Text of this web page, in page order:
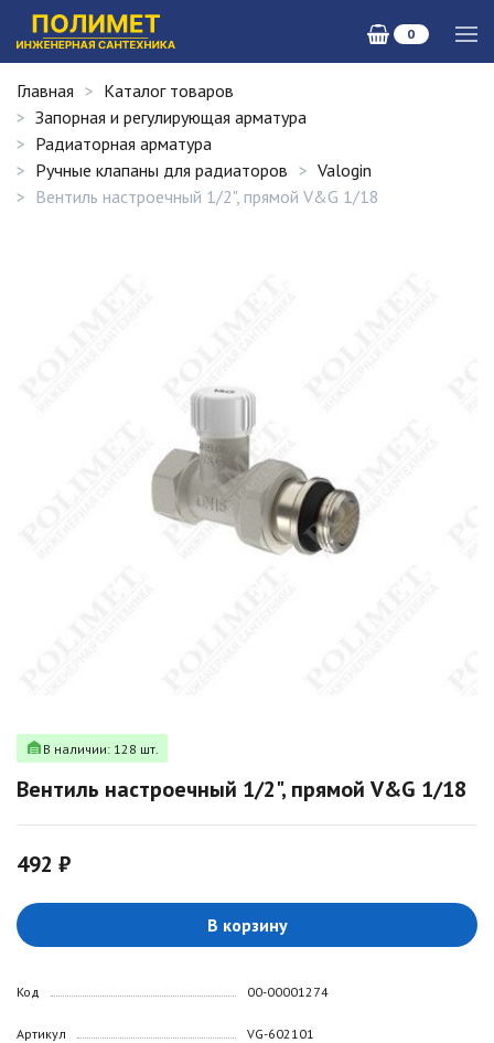
0
Главная
Каталог товаров
Запорная и регулирующая арматура
Радиаторная арматура
Ручные клапаны для радиаторов
Valogin
Вентиль настроечный 1/2", прямой V&G 1/18
В наличии: 128 шт.
Вентиль настроечный 1/2", прямой V&G 1/18
492 ₽
В корзину
Код
Артикул
00-00001274
VG-602101